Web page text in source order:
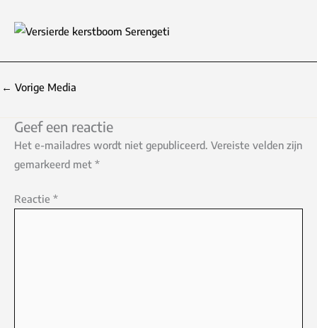
← Vorige Media
Geef een reactie
Het e-mailadres wordt niet gepubliceerd. Vereiste velden zijn
gemarkeerd met *
Reactie *